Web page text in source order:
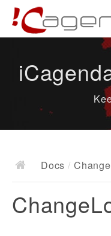
News
Docs
Documentation
Docs /